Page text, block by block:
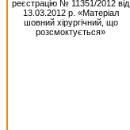
реєстрацію № 11351/2012 від
13.03.2012 р. «Матеріал
шовний хірургічний, що
розсмоктується»